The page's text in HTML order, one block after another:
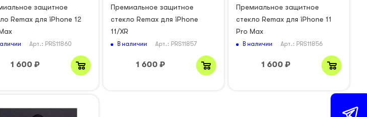
защитное
Remax для iPhone 12
Арт.: PRS11860
1 600 ₽
Премиальное защитное
стекло Remax для iPhone
11/XR
В наличии Арт.: PRS11857
1 600 ₽
Премиальное защитное
стекло Remax для iPhone 11
Pro Max
В наличии Арт.: PRS11856
1 600 ₽